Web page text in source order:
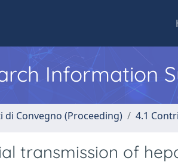
Information
Convegno (Proceeding) 4.1
transmission of